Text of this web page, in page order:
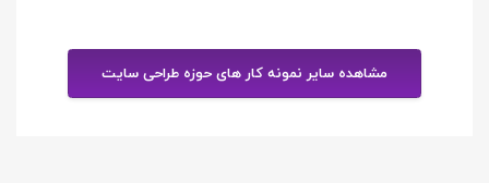
مشاهده سایر نمونه کار های حوزه طراحی سایت